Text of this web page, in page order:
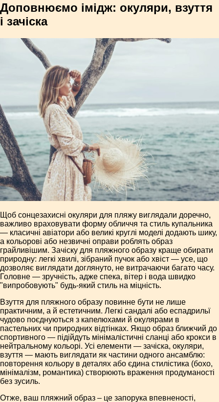
Доповнюємо імідж: окуляри, взуття
і зачіска
Щоб сонцезахисні окуляри для пляжу виглядали доречно,
важливо враховувати форму обличчя та стиль купальника
— класичні авіатори або великі круглі моделі додають шику,
а кольорові або незвичні оправи роблять образ
грайливішим. Зачіску для пляжного образу краще обирати
природну: легкі хвилі, зібраний пучок або хвіст — усе, що
дозволяє виглядати доглянуто, не витрачаючи багато часу.
Головне — зручність, адже спека, вітер і вода швидко
"випробовують" будь-який стиль на міцність.
Взуття для пляжного образу повинне бути не лише
практичним, а й естетичним. Легкі сандалі або еспадрильї
чудово поєднуються з капелюхами й окулярами в
пастельних чи природних відтінках. Якщо образ ближчий до
спортивного — підійдуть мінімалістичні сланці або крокси в
нейтральному кольорі. Усі елементи — зачіска, окуляри,
взуття — мають виглядати як частини одного ансамблю:
повторення кольору в деталях або єдина стилістика (бохо,
мінімалізм, романтика) створюють враження продуманості
без зусиль.
Отже, ваш пляжний образ – це запорука впевненості,